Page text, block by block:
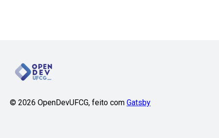
© 2026 OpenDevUFCG, feito com Gatsby